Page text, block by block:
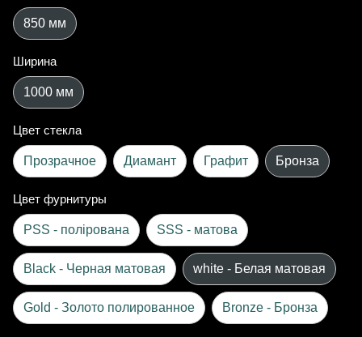
850 мм
Ширина
1000 мм
Цвет стекла
Прозрачное Диамант Графит Бронза
Цвет фурнитуры
PSS - полірована SSS - матова
Black - Черная матовая white - Белая матовая
Gold - Золото полированное Bronze - Бронза